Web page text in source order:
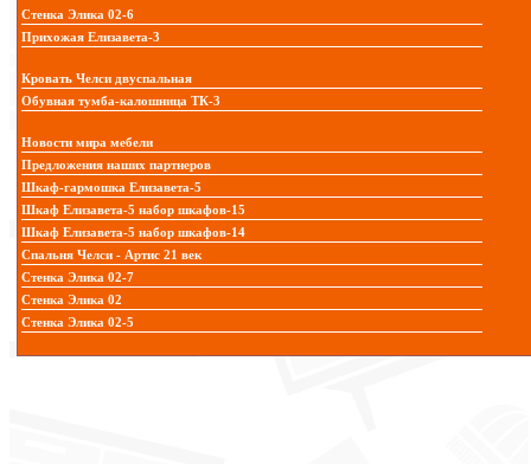
Стенка Элика 02-6
Прихожая Елизавета-3
Кровать Челси двуспальная
Обувная тумба-калошница ТК-3
Новости мира мебели
Предложения наших партнеров
Шкаф-гармошка Елизавета-5
Шкаф Елизавета-5 набор шкафов-15
Шкаф Елизавета-5 набор шкафов-14
Спальня Челси - Артис 21 век
Стенка Элика 02-7
Стенка Элика 02
Стенка Элика 02-5